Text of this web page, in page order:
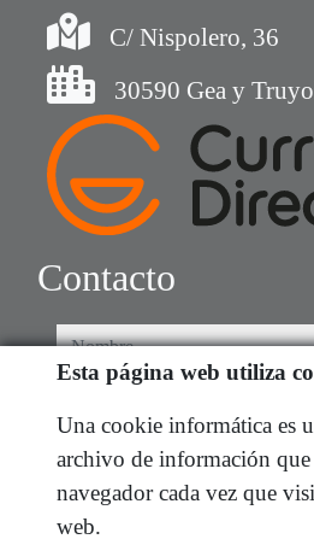
C/ Nispolero, 36
30590 Gea y
Contacto
nombre
e-mail
He leído y acepto las
Esta página web utiliza
Una cookie informática es
archivo de información que
navegador cada vez que
web.